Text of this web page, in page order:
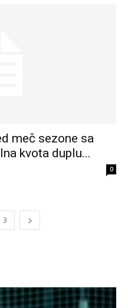
meč sezone sa
kvota duplu...
0
3